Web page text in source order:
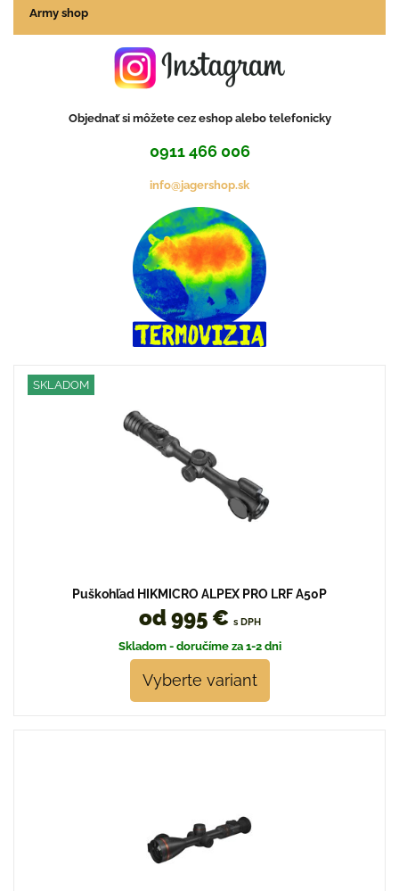
Army shop
Objednať si môžete cez eshop alebo telefonicky
0911 466 006
info@jagershop.sk
SKLADOM
Puškohľad HIKMICRO ALPEX PRO LRF A50P
od 995 € s DPH
Skladom - doručíme za 1-2 dni
Vyberte variant